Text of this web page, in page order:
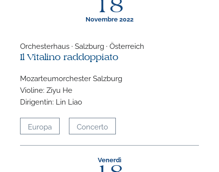
18
Novembre 2022
Orchesterhaus · Salzburg · Österreich
Il Vitalino raddoppiato
Mozarteumorchester Salzburg
Violine: Ziyu He
Dirigentin: Lin Liao
Europa Concerto
Venerdì